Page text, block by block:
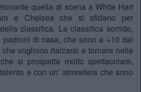
quella di scena a White Hart
e Chelsea che si sfidano per
classifica. La classifica sorride,
padroni di casa, che sono a +10 dai
vogliono rialzarsi e tornare nelle
si prospetta molto spettacolare,
e con un’ atmosfera che sono